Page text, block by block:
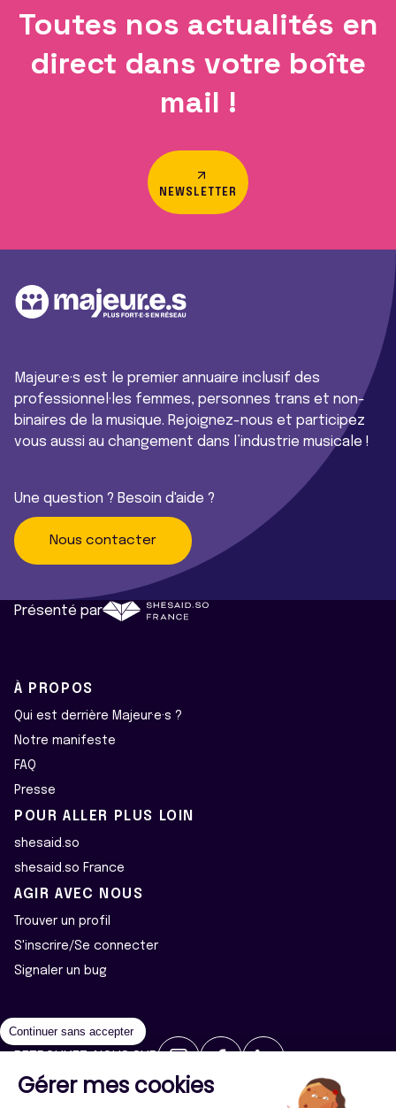
Toutes nos actualités en
direct dans votre boîte
mail !
NEWSLETTER
Majeur·e·s est le premier annuaire inclusif des
professionnel·les femmes, personnes trans et non-
binaires de la musique. Rejoignez-nous et participez
vous aussi au changement dans l’industrie musicale !
Une question ? Besoin d'aide ?
Nous contacter
Présenté par
À PROPOS
Qui est derrière Majeur·e·s ?
Notre manifeste
FAQ
Presse
POUR ALLER PLUS LOIN
shesaid.so
shesaid.so France
AGIR AVEC NOUS
Trouver un profil
S'inscrire/Se connecter
Signaler un bug
2026 ©Majeur·e·s - Tous droits réservés
Continuer sans accepter
Gérer mes cookies